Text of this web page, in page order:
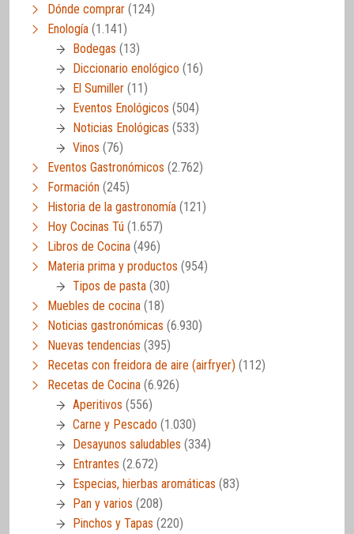
Dónde comprar (124)
Enología (1.141)
Bodegas (13)
Diccionario enológico (16)
El Sumiller (11)
Eventos Enológicos (504)
Noticias Enológicas (533)
Vinos (76)
Eventos Gastronómicos (2.762)
Formación (245)
Historia de la gastronomía (121)
Hoy Cocinas Tú (1.657)
Libros de Cocina (496)
Materia prima y productos (954)
Tipos de pasta (30)
Muebles de cocina (18)
Noticias gastronómicas (6.930)
Nuevas tendencias (395)
Recetas con freidora de aire (airfryer) (112)
Recetas de Cocina (6.926)
Aperitivos (556)
Carne y Pescado (1.030)
Desayunos saludables (334)
Entrantes (2.672)
Especias, hierbas aromáticas (83)
Pan y varios (208)
Pinchos y Tapas (220)